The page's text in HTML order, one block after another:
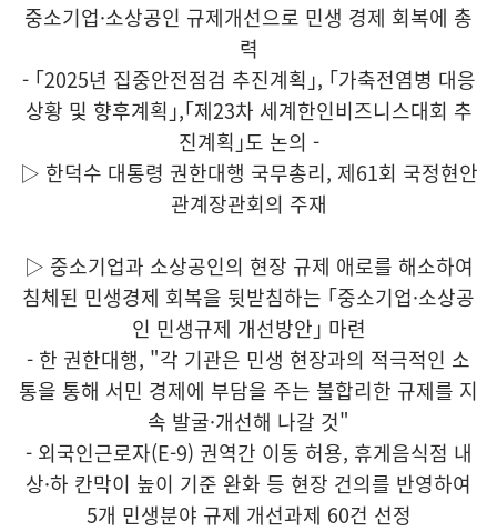
중소기업·소상공인 규제개선으로 민생 경제 회복에 총
력
- ｢2025년 집중안전점검 추진계획｣, ｢가축전염병 대응
상황 및 향후계획｣,｢제23차 세계한인비즈니스대회 추
진계획｣도 논의 -
▷ 한덕수 대통령 권한대행 국무총리, 제61회 국정현안
관계장관회의 주재
▷ 중소기업과 소상공인의 현장 규제 애로를 해소하여
침체된 민생경제 회복을 뒷받침하는 ｢중소기업·소상공
인 민생규제 개선방안｣ 마련
- 한 권한대행, "각 기관은 민생 현장과의 적극적인 소
통을 통해 서민 경제에 부담을 주는 불합리한 규제를 지
속 발굴·개선해 나갈 것"
- 외국인근로자(E-9) 권역간 이동 허용, 휴게음식점 내
상·하 칸막이 높이 기준 완화 등 현장 건의를 반영하여
5개 민생분야 규제 개선과제 60건 선정